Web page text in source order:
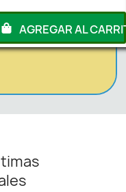
AGREGAR AL